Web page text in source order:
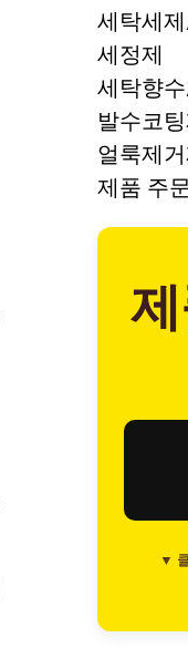
세탁세
세정제
세탁향
발수코팅
얼룩제
제품 주
▼